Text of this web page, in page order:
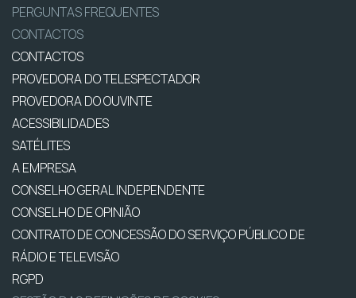
PERGUNTAS FREQUENTES
CONTACTOS
CONTACTOS
PROVEDORA DO TELESPECTADOR
PROVEDORA DO OUVINTE
ACESSIBILIDADES
SATÉLITES
A EMPRESA
CONSELHO GERAL INDEPENDENTE
CONSELHO DE OPINIÃO
CONTRATO DE CONCESSÃO DO SERVIÇO PÚBLICO DE
RÁDIO E TELEVISÃO
RGPD